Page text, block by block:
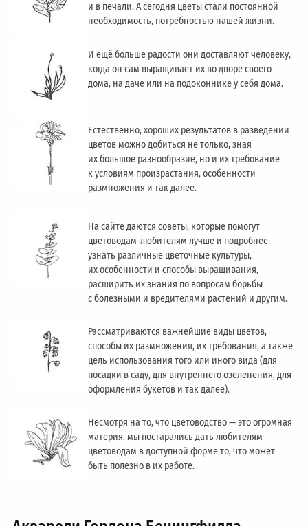
и в печали. А сегодня цветы стали постоянной
необходимость, потребностью нашей жизни.
И ещё больше радости они доставляют человеку,
когда он сам выращивает их во дворе своего
дома, на даче или на подоконнике у себя дома.
Естественно, хороших результатов в разведении
цветов можно добиться не только, зная
их большое разнообразие, но и их требование
к условиям произрастания, особенности
размножения и так далее.
На сайте даются советы, которые помогут
цветоводам-любителям лучше и подробнее
узнать различные цветочные культуры,
их особенности и способы выращивания,
расширить их знания по вопросам борьбы
с болезными и вредителями растений и другим.
Рассматриваются важнейшие виды цветов,
способы их размножения, их требования, а также
цель использования того или иного вида (для
посадки в саду, для внутреннего озеленения, для
оформления букетов и так далее).
Несмотря на то, что цветоводство — это огромная
материя, мы постарались дать любителям-
цветоводам в доступной форме то, что может
быть полезно в их работе.